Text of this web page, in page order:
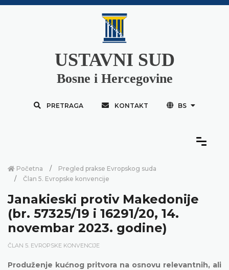
USTAVNI SUD
Bosne i Hercegovine
PRETRAGA KONTAKT BS
Početna
Pregled prakse Evropskog suda
Član 5. Evropske konvencije
Janakieski protiv Makedonije
(br. 57325/19 i 16291/20, 14.
novembar 2023. godine)
ČLAN 5. EVROPSKE KONVENCIJE
Produženje kućnog pritvora na osnovu relevantnih, ali